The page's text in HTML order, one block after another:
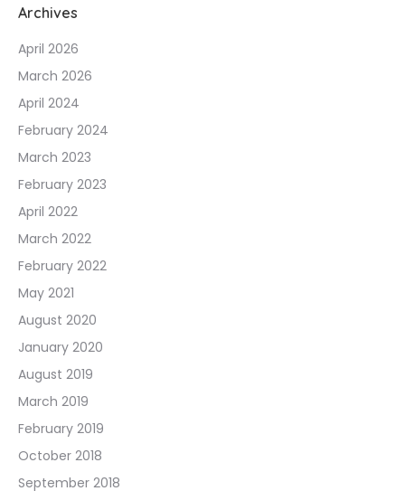
Archives
April 2026
March 2026
April 2024
February 2024
March 2023
February 2023
April 2022
March 2022
February 2022
May 2021
August 2020
January 2020
August 2019
March 2019
February 2019
October 2018
September 2018